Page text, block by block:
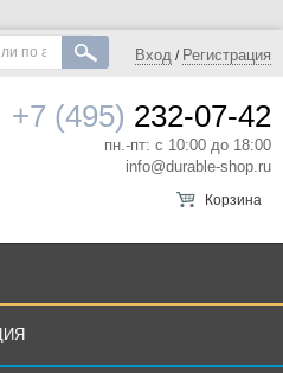
Вход / Регистрация
+7 (495) 232-07-42
пн.-пт: с 10:00 до 18:00
info@durable-shop.ru
Корзина